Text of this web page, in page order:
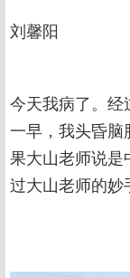
刘馨阳
今天我病了。经
一早，我头昏脑
果大山老师说是
过大山老师的妙